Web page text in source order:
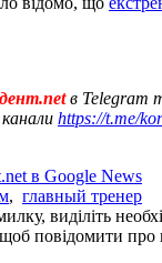
в Telegram
https://t.me/
в Google News
, главный тренер
виділіть
повідомити про